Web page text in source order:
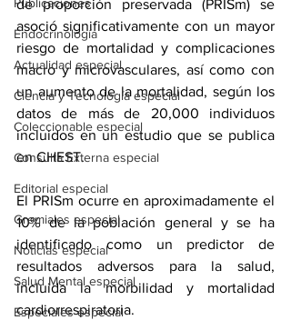
Endocrinología
Actualidad especial
Ciencia y Tecnología especial
Coleccionable especial
Consulta Externa especial
Editorial especial
Gremiales especial
Noticias especial
Salud Mental especial
Especiales especial
de proporción preservada (PRISm) se
asoció significativamente con un mayor
riesgo de mortalidad y complicaciones
macro y microvasculares, así como con
un aumento de la mortalidad, según los
datos de más de 20,000 individuos
incluidos en un estudio que se publica
en CHEST.
El PRISm ocurre en aproximadamente el
10% de la población general y se ha
identificado como un predictor de
resultados adversos para la salud,
incluida la morbilidad y mortalidad
cardiorrespiratoria.